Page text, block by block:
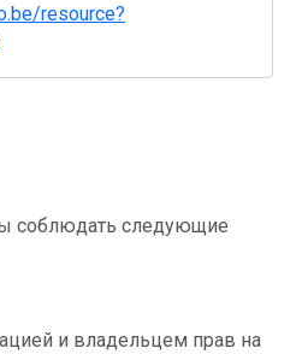
resource?
соблюдать следующие
и владельцем прав на